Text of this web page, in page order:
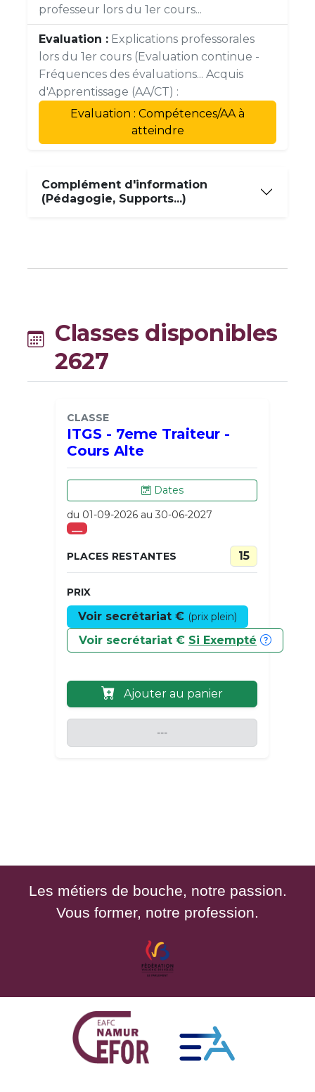
professeur lors du 1er cours...
Evaluation : Explications professorales
lors du 1er cours (Evaluation continue -
Fréquences des évaluations... Acquis
d'Apprentissage (AA/CT) :
Evaluation : Compétences/AA à
atteindre
Complément d'information
(Pédagogie, Supports...)
Classes disponibles
2627
CLASSE
ITGS - 7eme Traiteur -
Cours Alte
Dates
du 01-09-2026 au 30-06-2027
___
PLACES RESTANTES 15
PRIX
Voir secrétariat € (prix plein)
Voir secrétariat € Si Exempté
Ajouter au panier
---
Les métiers de bouche, notre passion.
Vous former, notre profession.